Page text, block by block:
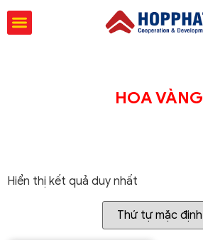
HOA VÀNG
Hiển thị kết quả duy nhất